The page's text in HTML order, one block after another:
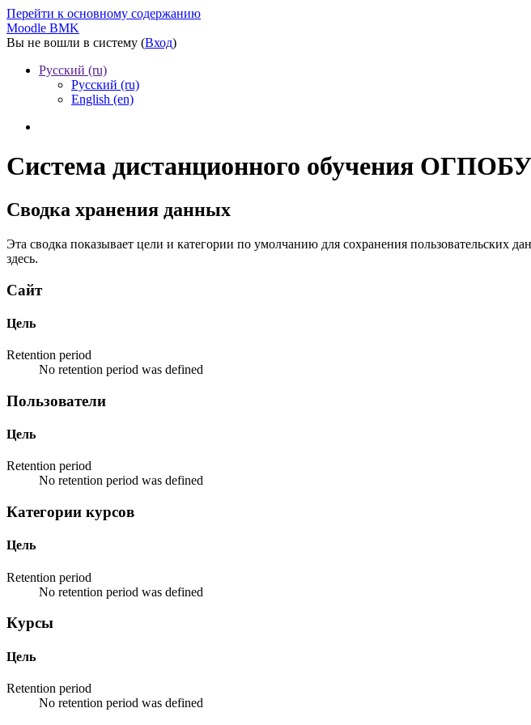
Перейти к основному содержанию
Moodle BMK
Вы не вошли в систему (Вход)
Русский ‎(ru)‎
Русский ‎(ru)‎
English ‎(en)‎
Система дистанционного обучения
Сводка хранения данных
Эта сводка показывает цели и категории по умолчанию для сохранения пользовательских
здесь.
Сайт
Цель
Retention period
No retention period was defined
Пользователи
Цель
Retention period
No retention period was defined
Категории курсов
Цель
Retention period
No retention period was defined
Курсы
Цель
Retention period
No retention period was defined